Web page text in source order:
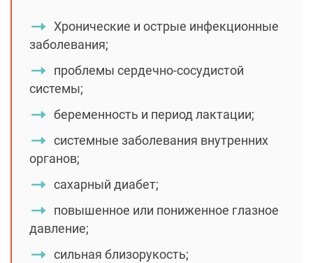
Хронические и острые инфекционные
заболевания;
проблемы сердечно-сосудистой
системы;
беременность и период лактации;
системные заболевания внутренних
органов;
сахарный диабет;
повышенное или пониженное глазное
давление;
сильная близорукость;